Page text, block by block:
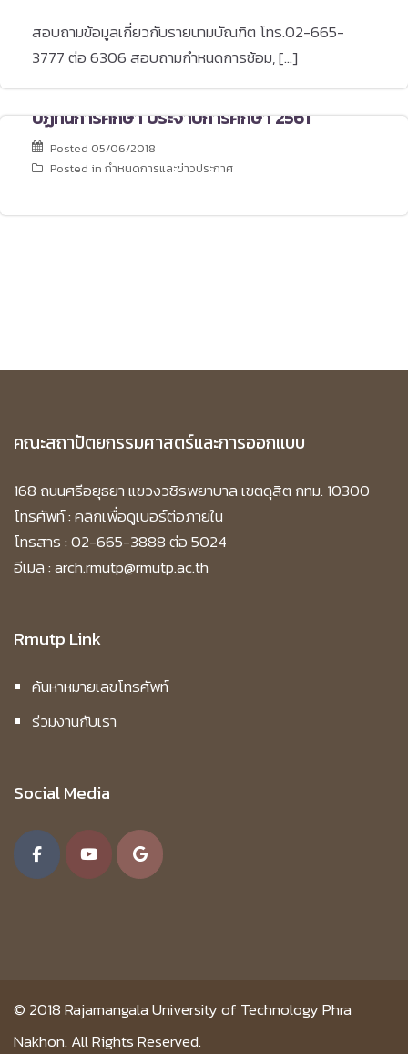
สอบถามข้อมูลเกี่ยวกับรายนามบัณฑิต โทร.02-665-
3777 ต่อ 6306 สอบถามกำหนดการซ้อม, […]
ปฏิทินการศึกษา ประจำปีการศึกษา 2561
Posted 05/06/2018
Posted in กำหนดการและข่าวประกาศ
คณะสถาปัตยกรรมศาสตร์และการออกแบบ
168 ถนนศรีอยุธยา แขวงวชิรพยาบาล เขตดุสิต กทม. 10300
โทรศัพท์ :คลิกเพื่อดูเบอร์ต่อภายใน
โทรสาร : 02-665-3888 ต่อ 5024
อีเมล : arch.rmutp@rmutp.ac.th
Rmutp Link
ค้นหาหมายเลขโทรศัพท์
ร่วมงานกับเรา
Social Media
© 2018Rajamangala University of Technology Phra
Nakhon. All Rights Reserved.